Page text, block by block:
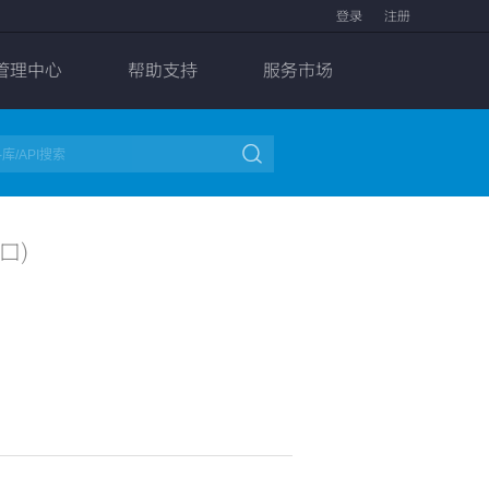
登录 注册
理中心 帮助支持 服务市场

)